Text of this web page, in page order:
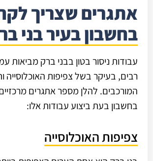
אתגרים שצריך
בחשבון בעיר בני
עבודות ניסור בטון בבני ברק מביאות
רבים, בעיקר בשל צפיפות האוכלוסייה
המורכבים. להלן מספר אתגרים
בחשבון בעת ביצוע עבודות אלו:
צפיפות האוכלוסייה